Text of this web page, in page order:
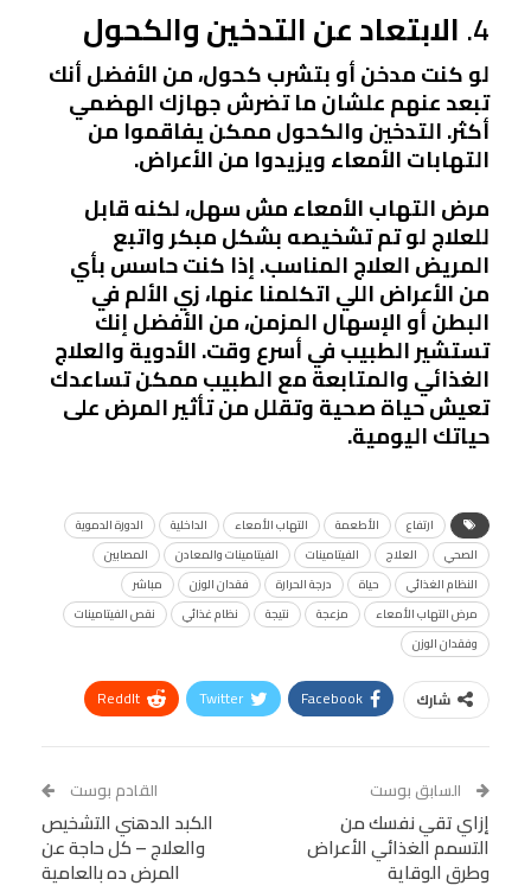
4. الابتعاد عن التدخين والكحول
لو كنت مدخن أو بتشرب كحول، من الأفضل أنك
تبعد عنهم علشان ما تضرش جهازك الهضمي
أكثر. التدخين والكحول ممكن يفاقموا من
التهابات الأمعاء ويزيدوا من الأعراض.
مرض التهاب الأمعاء مش سهل، لكنه قابل
للعلاج لو تم تشخيصه بشكل مبكر واتبع
المريض العلاج المناسب. إذا كنت حاسس بأي
من الأعراض اللي اتكلمنا عنها، زي الألم في
البطن أو الإسهال المزمن، من الأفضل إنك
تستشير الطبيب في أسرع وقت. الأدوية والعلاج
الغذائي والمتابعة مع الطبيب ممكن تساعدك
تعيش حياة صحية وتقلل من تأثير المرض على
حياتك اليومية.
ارتفاع الأطعمة التهاب الأمعاء الداخلية
الدورة الدموية
الصحي
العلاج الفيتامينات الفيتامينات والمعادن
المصابين
النظام الغذائي
حياة درجة الحرارة فقدان الوزن
مباشر
مرض التهاب الأمعاء
مزعجة نتيجة نظام غذائي
نقص الفيتامينات
وفقدان الوزن
شارك Facebook
Twitter
ReddIt
Tumblr
البريد الإلكتروني
VK
Digg
LINE
BlackBerry
Viber
السابق بوست
إزاي تقي نفسك من
التسمم الغذائي الأعراض
وطرق الوقاية
القادم بوست
الكبد الدهني التشخيص
والعلاج – كل حاجة عن
المرض ده بالعامية